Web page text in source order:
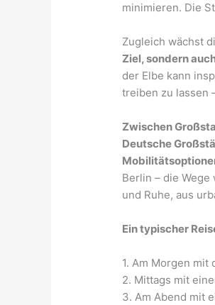
minimieren. Die
Zugleich wächst
Ziel, sondern
der Elbe kann
treiben zu lassen
Zwischen
Deutsche
Berlin – die
und Ruhe, aus
Ein typischer
1. Am Morgen
2. Mittags mit
3. Am Abend mit